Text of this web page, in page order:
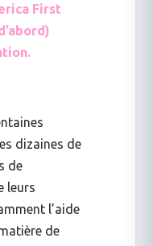
First
dizaines de
de
leurs
l’aide
de